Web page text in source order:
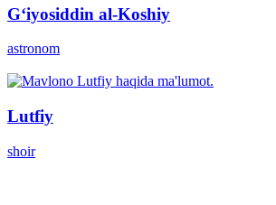
Gʻiyosiddin al-Koshiy
astronom
Lutfiy
shoir